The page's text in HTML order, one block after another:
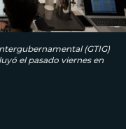
(GTIG)
el pasado viernes en